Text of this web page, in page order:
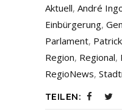
Aktuell, André
Einbürgerung,
Parlament,
Region, Regional,
RegioNews,
TEILEN: